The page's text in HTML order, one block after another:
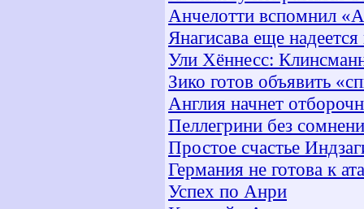
Анчелотти вспомнил
Янагисава еще
Ули Хённесс:
Зико готов объявить
Англия начнет
Пеллегрини без
Простое счастье
Германия не готова к
Успех по Анри